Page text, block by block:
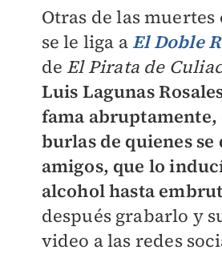
Otras de las muertes
se le liga a El Doble R
de El Pirata de
Luis Lagunas
fama abruptamente,
burlas de quienes se
amigos, que lo
alcohol hasta
después grabarlo y
video a las redes